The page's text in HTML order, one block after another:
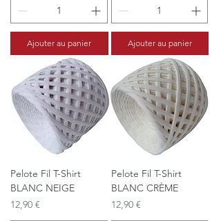
Ajouter au panier Ajouter au panier
Pelote Fil T-Shirt
BLANC NEIGE
Prix
12,90 €
Pelote Fil T-Shirt
BLANC CRÈME
Prix
12,90 €